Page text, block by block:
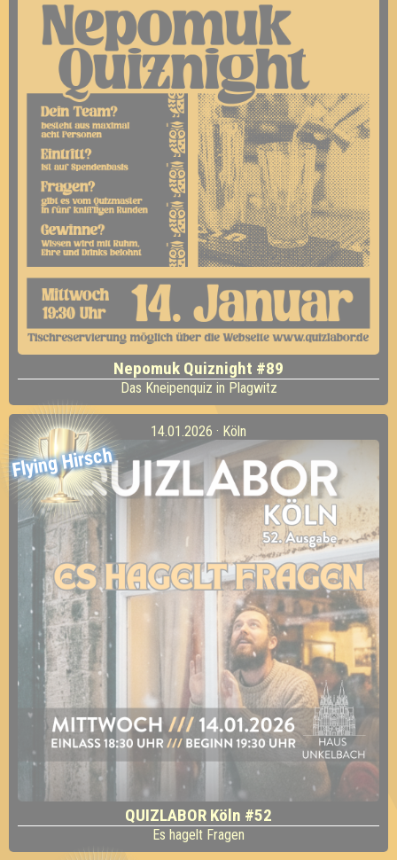
Nepomuk Quiznight #89
Das Kneipenquiz in Plagwitz
Flying Hirsch
14.01.2026 · Köln
QUIZLABOR Köln #52
Es hagelt Fragen